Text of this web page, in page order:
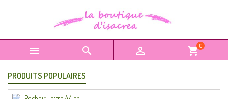
   shopping_cart0
PRODUITS POPULAIRES